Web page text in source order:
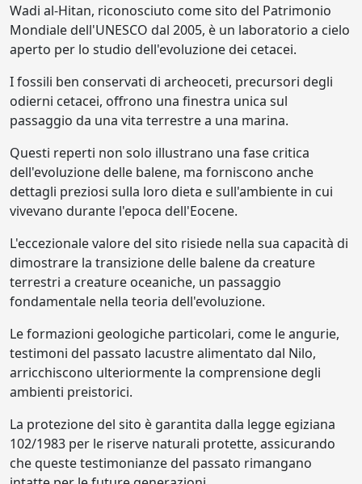
Wadi al-Hitan, riconosciuto come sito del Patrimonio
Mondiale dell'UNESCO dal 2005, è un laboratorio a cielo
aperto per lo studio dell'evoluzione dei cetacei.
I fossili ben conservati di archeoceti, precursori degli
odierni cetacei, offrono una finestra unica sul
passaggio da una vita terrestre a una marina.
Questi reperti non solo illustrano una fase critica
dell'evoluzione delle balene, ma forniscono anche
dettagli preziosi sulla loro dieta e sull'ambiente in cui
vivevano durante l'epoca dell'Eocene.
L'eccezionale valore del sito risiede nella sua capacità di
dimostrare la transizione delle balene da creature
terrestri a creature oceaniche, un passaggio
fondamentale nella teoria dell'evoluzione.
Le formazioni geologiche particolari, come le angurie,
testimoni del passato lacustre alimentato dal Nilo,
arricchiscono ulteriormente la comprensione degli
ambienti preistorici.
La protezione del sito è garantita dalla legge egiziana
102/1983 per le riserve naturali protette, assicurando
che queste testimonianze del passato rimangano